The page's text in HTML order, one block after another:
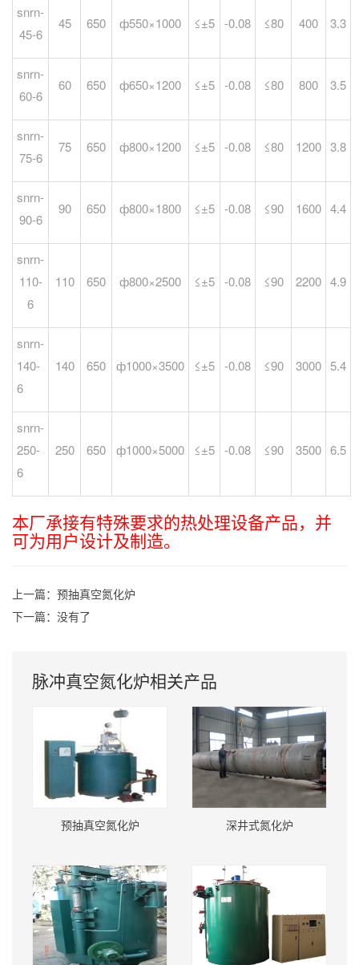
snrn-
45-6
45 650 ф550×1000 ≤±5 -0.08 ≤80 400 3.3
snrn-
60-6
60 650 ф650×1200 ≤±5 -0.08 ≤80 800 3.5
snrn-
75-6
75 650 ф800×1200 ≤±5 -0.08 ≤80 1200 3.8
snrn-
90-6
90 650 ф800×1800 ≤±5 -0.08 ≤90 1600 4.4
snrn-
110-
6
110 650 ф800×2500 ≤±5 -0.08 ≤90 2200 4.9
snrn-
140-
6
140 650 ф1000×3500 ≤±5 -0.08 ≤90 3000 5.4
snrn-
250-
6
250 650 ф1000×5000 ≤±5 -0.08 ≤90 3500 6.5
本厂承接有特殊要求的热处理设备产品，并
可为用户设计及制造。
上一篇： 预抽真空氮化炉
下一篇：没有了
脉冲真空氮化炉相关产品
预抽真空氮化炉 深井式氮化炉